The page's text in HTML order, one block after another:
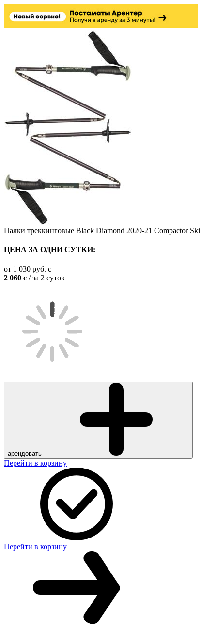
Палки треккинговые Black Diamond 2020-21 Compactor Ski
ЦЕНА ЗА ОДНИ СУТКИ:
от 1 030 руб. c
2 060 c / за 2 суток
арендовать
Перейти в корзину
Перейти в корзину